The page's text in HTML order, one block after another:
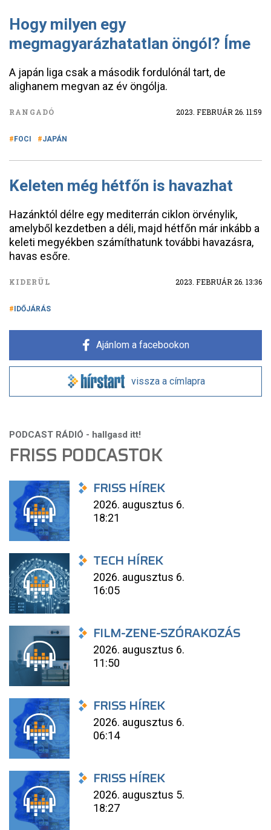
Hogy milyen egy
megmagyarázhatatlan öngól? Íme
A japán liga csak a második fordulónál tart, de
alighanem megvan az év öngólja.
RANGADÓ 2023. FEBRUÁR 26. 11:59
FOCI JAPÁN
Keleten még hétfőn is havazhat
Hazánktól délre egy mediterrán ciklon örvénylik,
amelyből kezdetben a déli, majd hétfőn már inkább a
keleti megyékben számíthatunk további havazásra,
havas esőre.
KIDERÜL 2023. FEBRUÁR 26. 13:36
IDŐJÁRÁS
Ajánlom a facebookon
vissza a címlapra
FRISS PODCASTOK
FRISS HÍREK
2026. augusztus 6.
18:21
TECH HÍREK
2026. augusztus 6.
16:05
FILM-ZENE-SZÓRAKOZÁS
2026. augusztus 6.
11:50
FRISS HÍREK
2026. augusztus 6.
06:14
FRISS HÍREK
2026. augusztus 5.
18:27